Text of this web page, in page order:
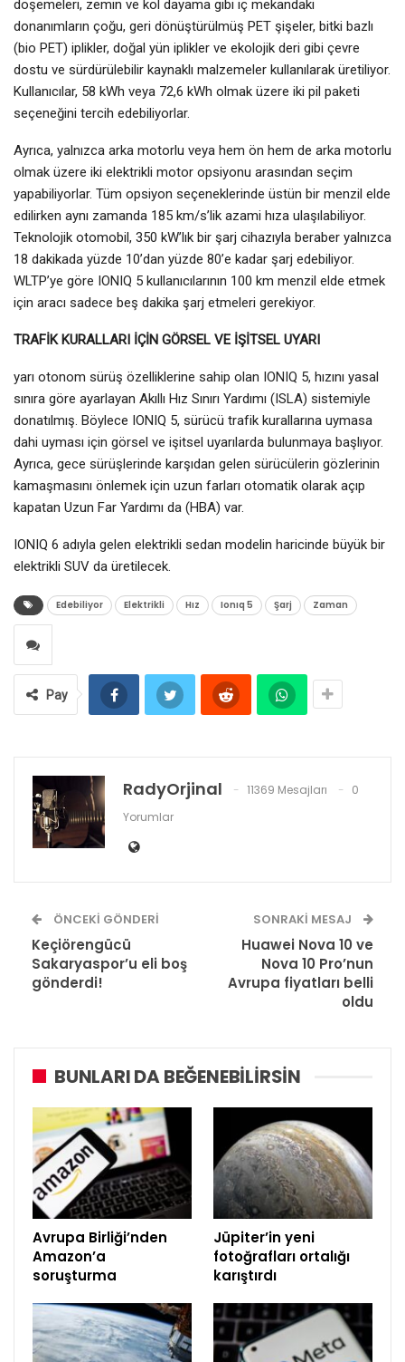
döşemeleri, zemin ve kol dayama gibi iç mekandaki
donanımların çoğu, geri dönüştürülmüş PET şişeler, bitki bazlı
(bio PET) iplikler, doğal yün iplikler ve ekolojik deri gibi çevre
dostu ve sürdürülebilir kaynaklı malzemeler kullanılarak üretiliyor.
Kullanıcılar, 58 kWh veya 72,6 kWh olmak üzere iki pil paketi
seçeneğini tercih edebiliyorlar.
Ayrıca, yalnızca arka motorlu veya hem ön hem de arka motorlu
olmak üzere iki elektrikli motor opsiyonu arasından seçim
yapabiliyorlar. Tüm opsiyon seçeneklerinde üstün bir menzil elde
edilirken aynı zamanda 185 km/s’lik azami hıza ulaşılabiliyor.
Teknolojik otomobil, 350 kW’lık bir şarj cihazıyla beraber yalnızca
18 dakikada yüzde 10’dan yüzde 80’e kadar şarj edebiliyor.
WLTP’ye göre IONIQ 5 kullanıcılarının 100 km menzil elde etmek
için aracı sadece beş dakika şarj etmeleri gerekiyor.
TRAFİK KURALLARI İÇİN GÖRSEL VE İŞİTSEL UYARI
yarı otonom sürüş özelliklerine sahip olan IONIQ 5, hızını yasal
sınıra göre ayarlayan Akıllı Hız Sınırı Yardımı (ISLA) sistemiyle
donatılmış. Böylece IONIQ 5, sürücü trafik kurallarına uymasa
dahi uyması için görsel ve işitsel uyarılarda bulunmaya başlıyor.
Ayrıca, gece sürüşlerinde karşıdan gelen sürücülerin gözlerinin
kamaşmasını önlemek için uzun farları otomatik olarak açıp
kapatan Uzun Far Yardımı da (HBA) var.
IONIQ 6 adıyla gelen elektrikli sedan modelin haricinde büyük bir
elektrikli SUV da üretilecek.
Edebiliyor Elektrikli Hız Ionıq 5 Şarj Zaman
Pay
RadyOrjinal 11369 Mesajları
0
Yorumlar
ÖNCEKI GÖNDERI
Keçiörengücü
Sakaryaspor’u eli boş
gönderdi!
SONRAKI MESAJ
Huawei Nova 10 ve
Nova 10 Pro’nun
Avrupa fiyatları belli
oldu
BUNLARI DA BEĞENEBILIRSIN
Avrupa Birliği’nden
Amazon’a
soruşturma
Jüpiter’in yeni
fotoğrafları ortalığı
karıştırdı